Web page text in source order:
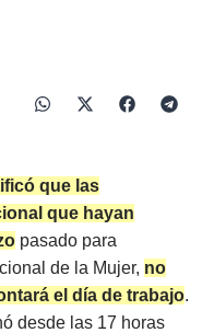
que las
que hayan
pasado para
de la Mujer, no
el día de trabajo.
desde las 17 horas